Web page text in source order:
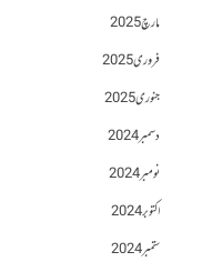
مارچ 2025
فروری 2025
جنوری 2025
دسمبر 2024
نومبر 2024
اکتوبر 2024
ستمبر 2024